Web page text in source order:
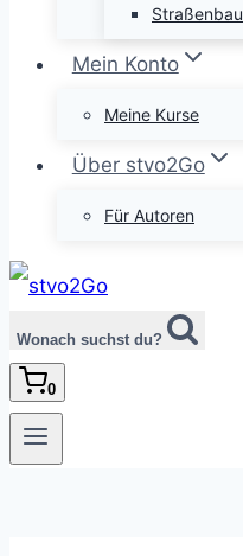
Straßenbau
Mein Konto
Meine Kurse
Über stvo2Go
Für Autoren
Wonach suchst du?
0